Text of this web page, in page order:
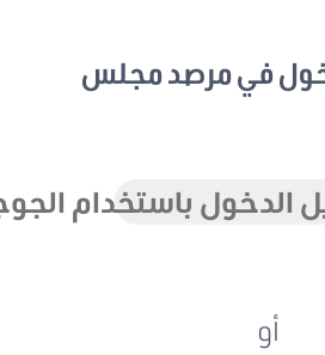
في مرصد مجلس
باستخدام الجوجل